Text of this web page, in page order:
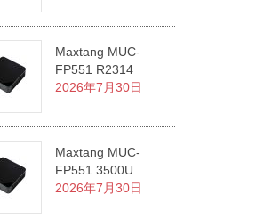
Maxtang MUC-
FP551 R2314
2026年7月30日
Maxtang MUC-
FP551 3500U
2026年7月30日